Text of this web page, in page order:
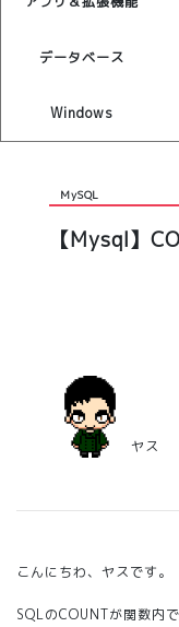
データベース
Windows
MySQL
【Mysql】
ヤス
こんにちわ、ヤスです。
SQLのCOUNTが関数内